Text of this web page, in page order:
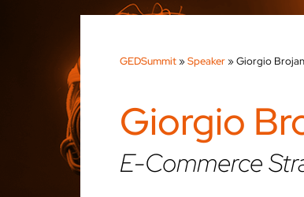
GEDSummit»Speaker»Giorgio
Giorgio
E-Commerce